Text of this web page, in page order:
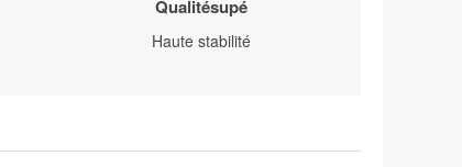
Qualitésupé
Haute stabilité